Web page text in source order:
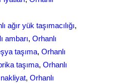
ağır yük taşımacılığı
ambarı, Orhanlı
taşıma, Orhanlı
taşıma, Orhanlı
nakliyat, Orhanlı